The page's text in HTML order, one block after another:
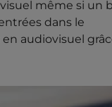
même si un
dans le
audiovisuel